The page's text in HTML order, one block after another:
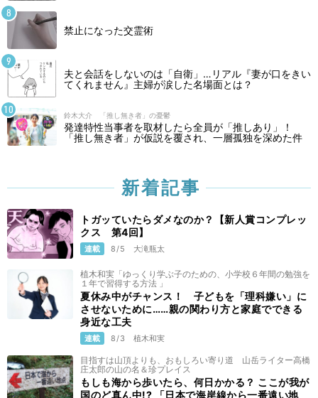
禁止になった交霊術
夫と会話をしないのは「自衛」…リアル『妻が口をきい
てくれません』主婦が涙した名場面とは？
鈴木大介 「推し無き者」の憂鬱
発達特性当事者を取材したら全員が「推しあり」！
「推し無き者」が仮説を覆され、一層孤独を深めた件
新着記事
トガッていたらダメなのか？【新人賞コンプレッ
クス 第4回】
連載 8/5 大滝瓶太
植木和実「ゆっくり学ぶ子のための、小学校６年間の勉強を
１年で習得する方法 」
夏休み中がチャンス！ 子どもを「理科嫌い」に
させないために……親の関わり方と家庭でできる
身近な工夫
連載 8/3 植木和実
目指すは山頂よりも、おもしろい寄り道 山岳ライター高橋
庄太郎の山の名＆珍プレイス
もしも海から歩いたら、何日かかる？ ここが我が
国のど真ん中!? 「日本で海岸線から一番遠い地